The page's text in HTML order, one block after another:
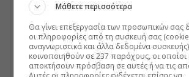
Μάθετε περισσότερα
Θα γίνει επεξεργασία των προσωπικών σας
οι πληροφορίες από τη συσκευή σας
αναγνωριστικά και άλλα δεδομένα
κοινοποιηθούν σε 237 παρόχους, οι
αποκτήσουν πρόσβαση σε αυτές ή να τις